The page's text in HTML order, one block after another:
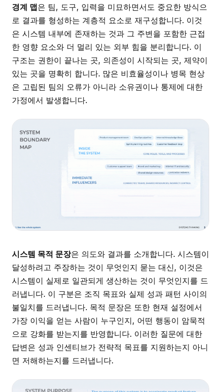
경계 맵은 팀, 도구, 입력을 미묘하면서도 중요한 방식으
로 결과를 형성하는 계층적 요소로 재구성합니다. 이것
은 시스템 내부에 존재하는 것과 그 주변을 포함한 근접
한 영향 요소와 더 멀리 있는 외부 힘을 분리합니다. 이
구조는 권한이 끝나는 곳, 의존성이 시작되는 곳, 제약이
있는 곳을 명확히 합니다. 많은 비효율성이나 병목 현상
은 고립된 팀의 오류가 아니라 소유권이나 통제에 대한
가정에서 발생합니다.
시스템 목적 문장은 의도와 결과를 소개합니다. 시스템이
달성하려고 주장하는 것이 무엇인지 묻는 대신, 이것은
시스템이 실제로 일관되게 생산하는 것이 무엇인지를 드
러냅니다. 이 구분은 조직 목표와 실제 성과 패턴 사이의
불일치를 드러냅니다. 목적 문장은 또한 현재 설정에서
가장 이익을 얻는 사람이 누구인지, 어떤 행동이 암묵적
으로 강화를 받는지를 반영합니다. 이러한 질문에 대한
답변은 성과 인센티브가 전략적 목표를 지원하는지 아니
면 저해하는지를 드러냅니다.